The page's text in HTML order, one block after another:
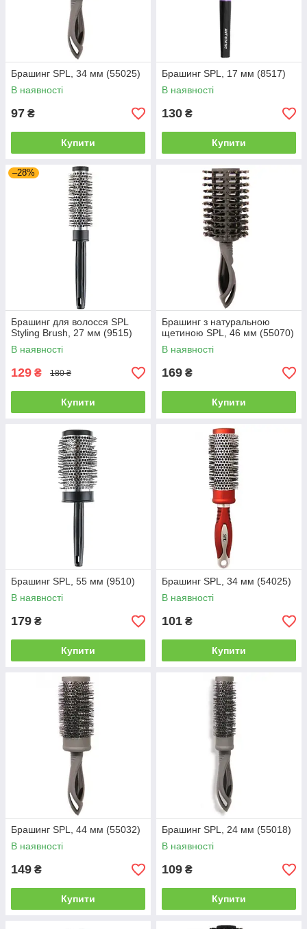
Брашинг SPL, 34 мм (55025)
В наявності
97 ₴
Купити
Брашинг SPL, 17 мм (8517)
В наявності
130 ₴
Купити
–28%
Брашинг для волосся SPL
Styling Brush, 27 мм (9515)
В наявності
129 ₴ 180 ₴
Купити
Брашинг з натуральною
щетиною SPL, 46 мм (55070)
В наявності
169 ₴
Купити
Брашинг SPL, 55 мм (9510)
В наявності
179 ₴
Купити
Брашинг SPL, 34 мм (54025)
В наявності
101 ₴
Купити
Брашинг SPL, 44 мм (55032)
В наявності
149 ₴
Купити
Брашинг SPL, 24 мм (55018)
В наявності
109 ₴
Купити